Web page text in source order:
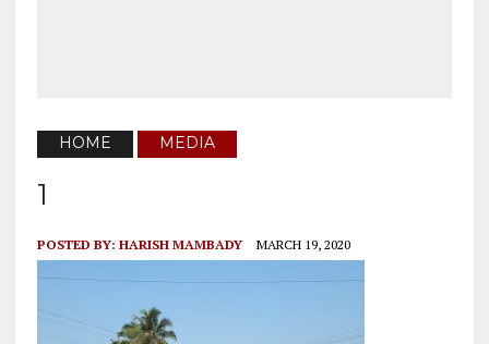
HOME MEDIA
1
POSTED BY: HARISH MAMBADY MARCH 19, 2020